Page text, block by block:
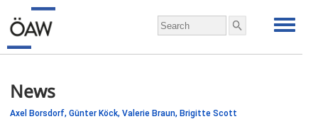
News
Axel Borsdorf, Günter Köck, Valerie Braun, Brigitte Scott